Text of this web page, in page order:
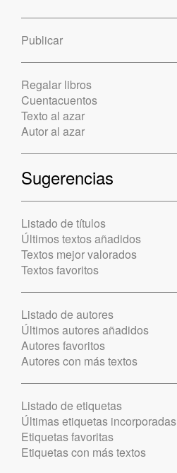
Publicar
Regalar libros
Cuentacuentos
Texto al azar
Autor al azar
Sugerencias
Listado de títulos
Últimos textos añadidos
Textos mejor valorados
Textos favoritos
Listado de autores
Últimos autores añadidos
Autores favoritos
Autores con más textos
Listado de etiquetas
Últimas etiquetas incorporadas
Etiquetas favoritas
Etiquetas con más textos